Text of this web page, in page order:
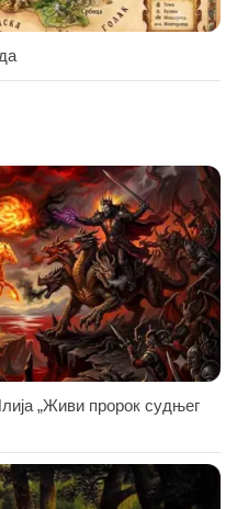
„Живи пророк судњег